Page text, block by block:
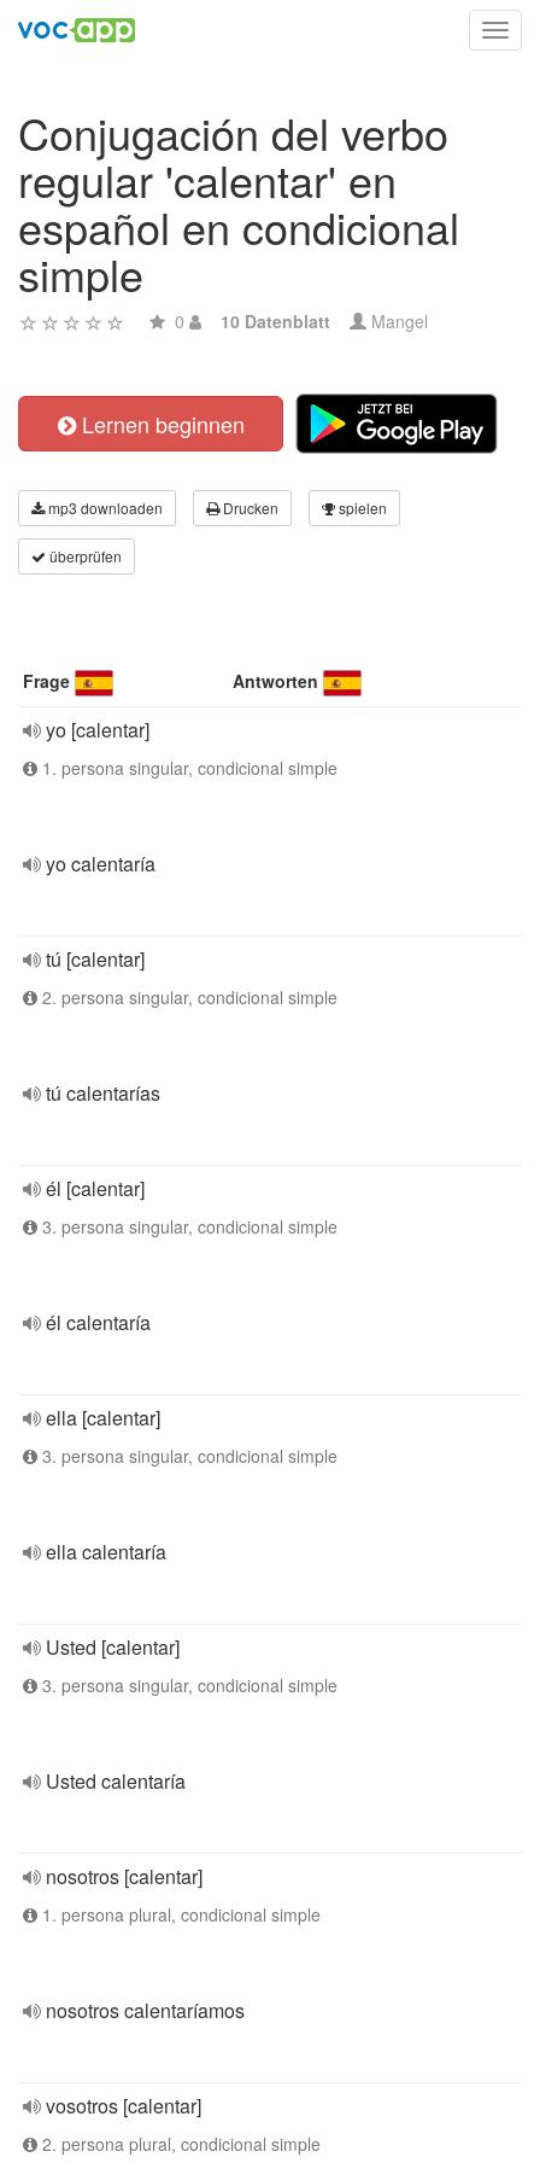
Conjugación del verbo
regular 'calentar' en
español en condicional
simple
0 10 Datenblatt Mangel
Lernen beginnen
mp3 downloaden Drucken spielen
überprüfen
Frage Antworten
yo [calentar]
1. persona singular, condicional simple
yo calentaría
tú [calentar]
2. persona singular, condicional simple
tú calentarías
él [calentar]
3. persona singular, condicional simple
él calentaría
ella [calentar]
3. persona singular, condicional simple
ella calentaría
Usted [calentar]
3. persona singular, condicional simple
Usted calentaría
nosotros [calentar]
1. persona plural, condicional simple
nosotros calentaríamos
vosotros [calentar]
2. persona plural, condicional simple